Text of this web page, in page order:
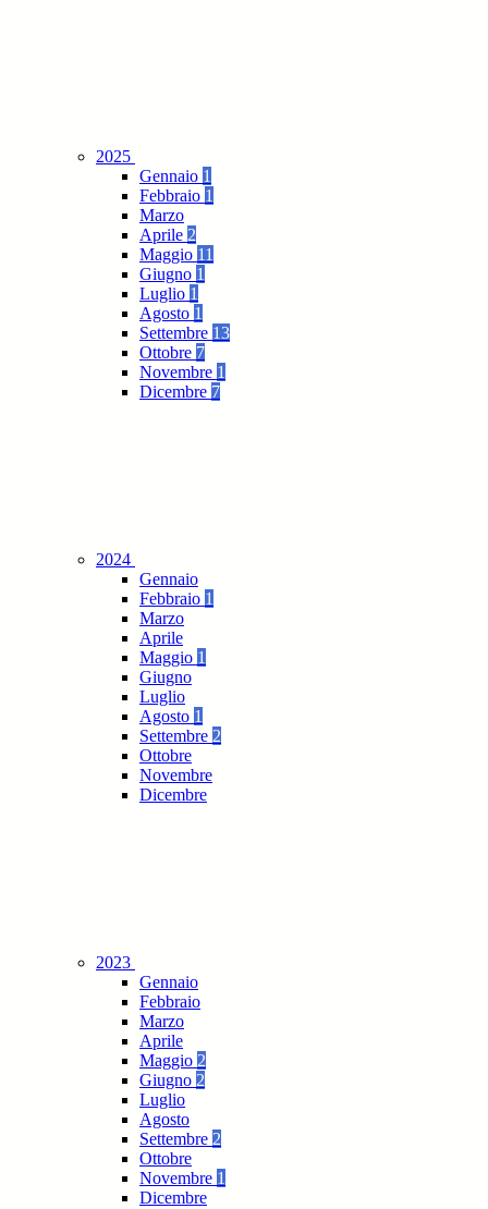
2025
Gennaio 1
Febbraio 1
Marzo
Aprile 2
Maggio 11
Giugno 1
Luglio 1
Agosto 1
Settembre 13
Ottobre 7
Novembre 1
Dicembre 7
2024
Gennaio
Febbraio 1
Marzo
Aprile
Maggio 1
Giugno
Luglio
Agosto 1
Settembre 2
Ottobre
Novembre
Dicembre
2023
Gennaio
Febbraio
Marzo
Aprile
Maggio 2
Giugno 2
Luglio
Agosto
Settembre 2
Ottobre
Novembre 1
Dicembre